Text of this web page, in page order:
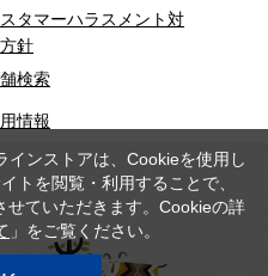
タマーハラスメント対
針
検索
情報
インストアは、Cookieを使用し
トを閲覧・利用することで、
ていただきます。Cookieの詳
」をご覧ください。